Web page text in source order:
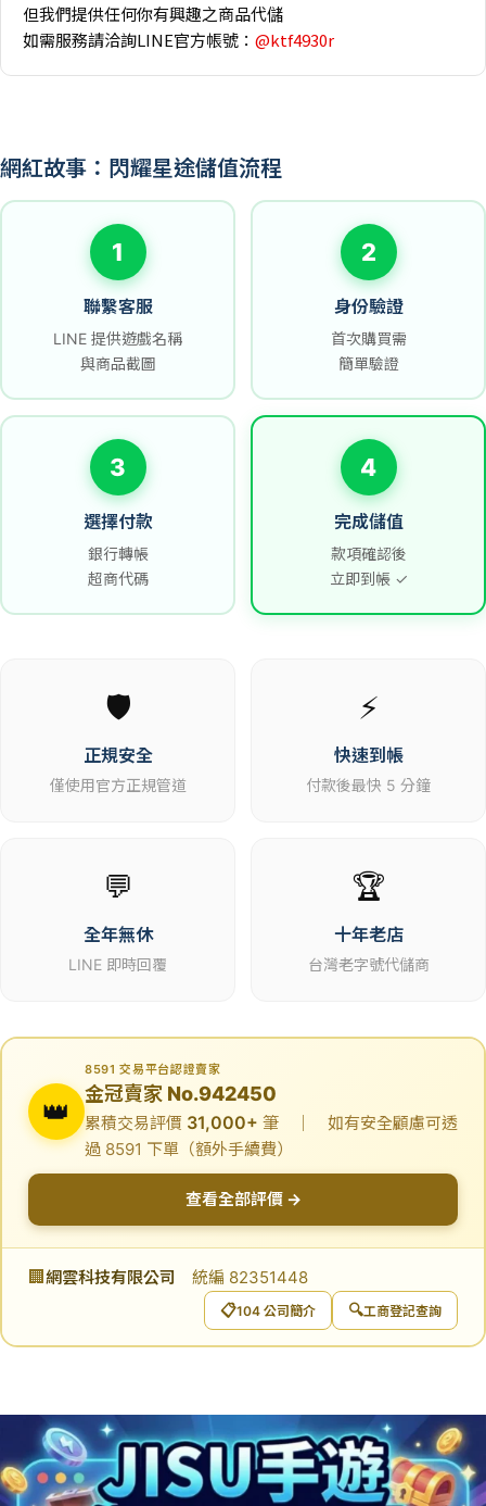
但我們提供任何你有興趣之商品代儲
如需服務請洽詢LINE官方帳號： @ktf4930r
網紅故事：閃耀星途儲值流程
1
聯繫客服
LINE 提供遊戲名稱
與商品截圖
2
身份驗證
首次購買需
簡單驗證
3
選擇付款
銀行轉帳
超商代碼
4
完成儲值
款項確認後
立即到帳 ✓
🛡️
正規安全
僅使用官方正規管道
⚡
快速到帳
付款後最快 5 分鐘
💬
全年無休
LINE 即時回覆
🏆
十年老店
台灣老字號代儲商
👑
8591 交易平台認證賣家
金冠賣家 No.942450
累積交易評價 31,000+ 筆 ｜ 如有安全顧慮可透
過 8591 下單（額外手續費）
查看全部評價 →
🏢 網雲科技有限公司 統編 82351448
📋104 公司簡介 🔍工商登記查詢